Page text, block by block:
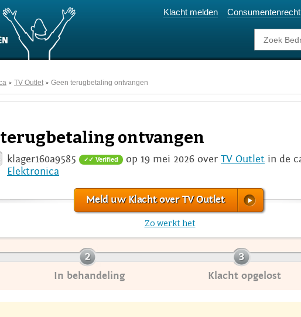
Klacht melden Consumentenrecht
TV Outlet Geen terugbetaling ontvangen
terugbetaling ontvangen
klager160a9585 ✓ Verified op 19 mei 2026 over TV Outlet in de
Elektronica
Meld uw Klacht over TV Outlet
Zo werkt het
In behandeling Klacht opgelost